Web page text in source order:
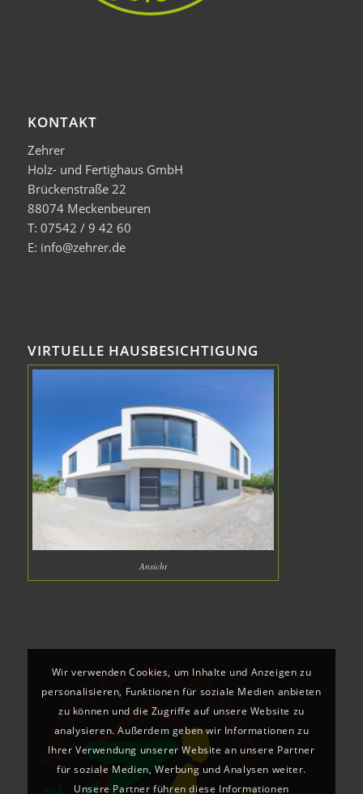
KONTAKT
Zehrer
Holz- und Fertighaus GmbH
Brückenstraße 22
88074 Meckenbeuren
T: 07542 / 9 42 60
E: info@zehrer.de
VIRTUELLE HAUSBESICHTIGUNG
Ansicht
Wir verwenden Cookies, um Inhalte und Anzeigen zu
personalisieren, Funktionen für soziale Medien anbieten
zu können und die Zugriffe auf unsere Website zu
analysieren. Außerdem geben wir Informationen zu
Ihrer Verwendung unserer Website an unsere Partner
für soziale Medien, Werbung und Analysen weiter.
Unsere Partner führen diese Informationen